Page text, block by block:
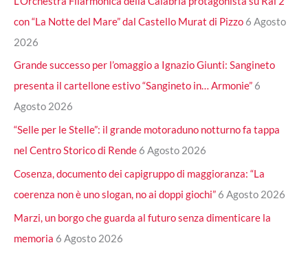
con “La Notte del Mare” dal Castello Murat di Pizzo 6 Agosto
2026
Grande successo per l’omaggio a Ignazio Giunti: Sangineto
presenta il cartellone estivo “Sangineto in… Armonie” 6
Agosto 2026
“Selle per le Stelle”: il grande motoraduno notturno fa tappa
nel Centro Storico di Rende 6 Agosto 2026
Cosenza, documento dei capigruppo di maggioranza: “La
coerenza non è uno slogan, no ai doppi giochi” 6 Agosto 2026
Marzi, un borgo che guarda al futuro senza dimenticare la
memoria 6 Agosto 2026